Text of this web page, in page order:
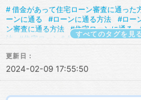
借金があって住宅ローン審査に通った
ーンに通る
ローンに通る方法 ロー
ン審査に通る方法
住宅ローンに通る
法
住宅ローンを組む 住宅ローン審
る
借金あってもローンに通る方法
査に通る
借金あってもローン審査に通
ン審査に通る方法
借金あっても審査
すべてのタグを見
更新日：
2024-02-09 17:55:50